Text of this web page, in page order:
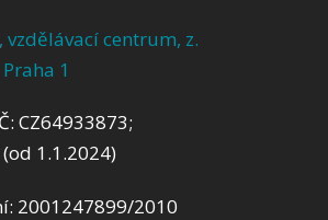
vzdělávací centrum, z.
1
CZ64933873;
1.1.2024)
2001247899/2010